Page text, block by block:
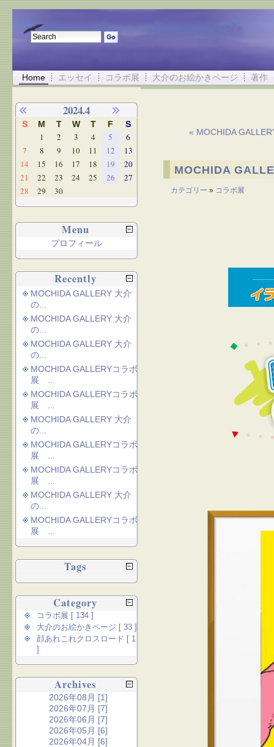
Home エッセイ コラボ展 大介のお絵かきページ 著作
« MOCHIDA
MOCHIDA
カテゴリー » コラボ展
2024.4
S M T W T F S
1 2 3 4 5
6
7
8 9 10 11 12
13
14
15 16 17 18 19
20
21
22 23 24 25 26
27
28
29 30
Menu
プロフィール
Recently
MOCHIDA GALLERY 大介
の...
MOCHIDA GALLERY 大介
の...
MOCHIDA GALLERY 大介
の...
MOCHIDA GALLERYコラボ
展 ...
MOCHIDA GALLERYコラボ
展 ...
MOCHIDA GALLERY 大介
の...
MOCHIDA GALLERYコラボ
展 ...
MOCHIDA GALLERYコラボ
展 ...
MOCHIDA GALLERY 大介
の...
MOCHIDA GALLERYコラボ
展 ...
Tags
Category
コラボ展 [ 134 ]
大介のお絵かきページ [ 33 ]
顔あれこれクロスロード [ 1
Archives
2026年08月 [1]
2026年07月 [7]
2026年06月 [7]
2026年05月 [6]
2026年04月 [6]